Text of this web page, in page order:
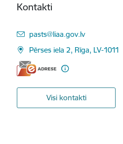
Kontakti
E-pasts:
pasts@liaa.gov.lv
Pērses iela 2, Rīga, LV-1011
Visi kontakti